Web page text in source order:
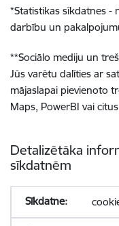
*Statistikas sīkdatnes -
darbību un
**Sociālo mediju un
Jūs varētu dalīties ar
mājaslapai pievienoto
Maps, PowerBI vai
Detalizētāka
sīkdatnēm